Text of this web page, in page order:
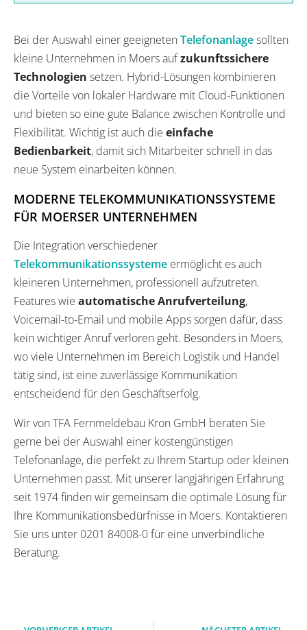
Bei der Auswahl einer geeignetenTelefonanlagesollten
kleine Unternehmen in Moers aufzukunftssichere
Technologien setzen. Hybrid-Lösungen kombinieren
die Vorteile von lokaler Hardware mit Cloud-Funktionen
und bieten so eine gute Balance zwischen Kontrolle und
Flexibilität. Wichtig ist auch die einfache
Bedienbarkeit, damit sich Mitarbeiter schnell in das
neue System einarbeiten können.
MODERNE TELEKOMMUNIKATIONSSYSTEME
FÜR MOERSER UNTERNEHMEN
Die Integration verschiedener
Telekommunikationssysteme ermöglicht es auch
kleineren Unternehmen, professionell aufzutreten.
Features wie automatische Anrufverteilung,
Voicemail-to-Email und mobile Apps sorgen dafür, dass
kein wichtiger Anruf verloren geht. Besonders in Moers,
wo viele Unternehmen im Bereich Logistik und Handel
tätig sind, ist eine zuverlässige Kommunikation
entscheidend für den Geschäftserfolg.
Wir von TFA Fernmeldebau Kron GmbH beraten Sie
gerne bei der Auswahl einer kostengünstigen
Telefonanlage, die perfekt zu Ihrem Startup oder kleinen
Unternehmen passt. Mit unserer langjährigen Erfahrung
seit 1974 finden wir gemeinsam die optimale Lösung für
Ihre Kommunikationsbedürfnisse in Moers. Kontaktieren
Sie uns unter 0201 84008-0 für eine unverbindliche
Beratung.